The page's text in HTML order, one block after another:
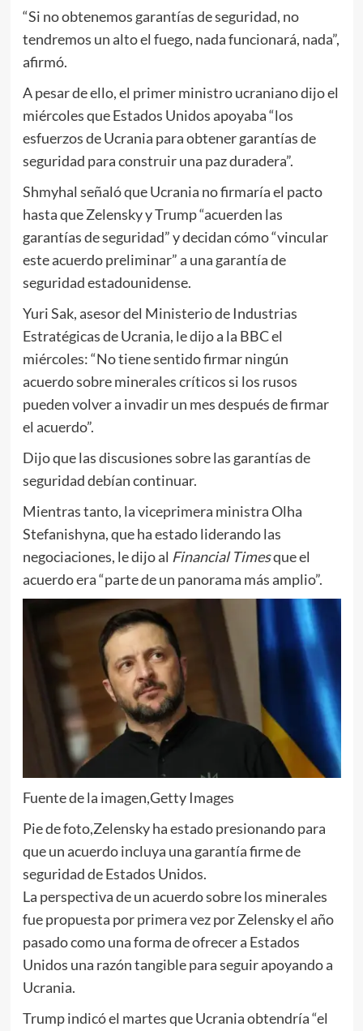
“Si no obtenemos garantías de seguridad, no
tendremos un alto el fuego, nada funcionará, nada”,
afirmó.
A pesar de ello, el primer ministro ucraniano dijo el
miércoles que Estados Unidos apoyaba “los
esfuerzos de Ucrania para obtener garantías de
seguridad para construir una paz duradera”.
Shmyhal señaló que Ucrania no firmaría el pacto
hasta que Zelensky y Trump “acuerden las
garantías de seguridad” y decidan cómo “vincular
este acuerdo preliminar” a una garantía de
seguridad estadounidense.
Yuri Sak, asesor del Ministerio de Industrias
Estratégicas de Ucrania, le dijo a la BBC el
miércoles: “No tiene sentido firmar ningún
acuerdo sobre minerales críticos si los rusos
pueden volver a invadir un mes después de firmar
el acuerdo”.
Dijo que las discusiones sobre las garantías de
seguridad debían continuar.
Mientras tanto, la viceprimera ministra Olha
Stefanishyna, que ha estado liderando las
negociaciones, le dijo al Financial Timesque el
acuerdo era “parte de un panorama más amplio”.
Fuente de la imagen,Getty Images
Pie de foto,Zelensky ha estado presionando para
que un acuerdo incluya una garantía firme de
seguridad de Estados Unidos.
La perspectiva de un acuerdo sobre los minerales
fue propuesta por primera vez por Zelensky el año
pasado como una forma de ofrecer a Estados
Unidos una razón tangible para seguir apoyando a
Ucrania.
Trump indicó el martes que Ucrania obtendría “el